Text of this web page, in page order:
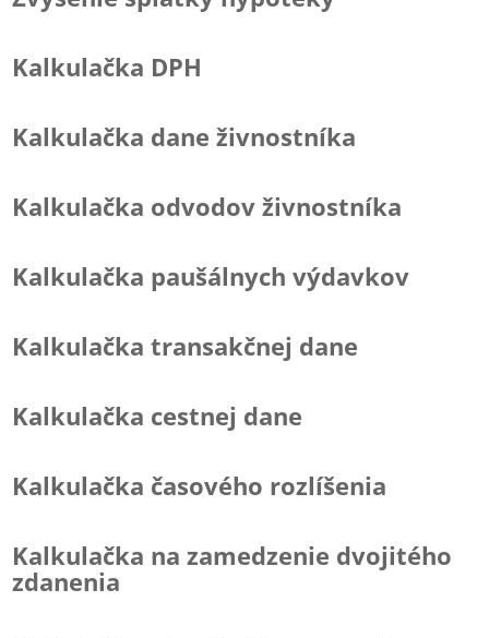
Kalkulačka DPH
Kalkulačka dane živnostníka
Kalkulačka odvodov živnostníka
Kalkulačka paušálnych výdavkov
Kalkulačka transakčnej dane
Kalkulačka cestnej dane
Kalkulačka časového rozlíšenia
Kalkulačka na zamedzenie dvojitého
zdanenia